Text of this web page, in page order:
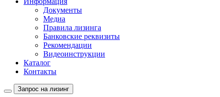
Документы
Медиа
Правила лизинга
Банковские реквизиты
Рекомендации
Видеоинструкции
Каталог
Контакты
Запрос на лизинг